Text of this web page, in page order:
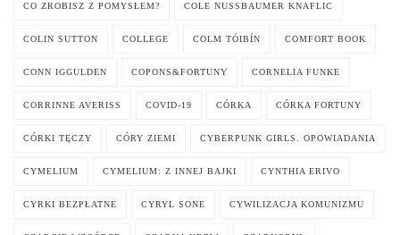
CO ZROBISZ Z POMYSŁEM? COLE NUSSBAUMER KNAFLIC
COLIN SUTTON COLLEGE COLM TÓIBÍN COMFORT BOOK
CONN IGGULDEN COPONS&FORTUNY CORNELIA FUNKE
CORRINNE AVERISS COVID-19 CÓRKA CÓRKA FORTUNY
CÓRKI TĘCZY CÓRY ZIEMI CYBERPUNK GIRLS. OPOWIADANIA
CYMELIUM CYMELIUM: Z INNEJ BAJKI CYNTHIA ERIVO
CYRKI BEZPŁATNE CYRYL SONE CYWILIZACJA KOMUNIZMU